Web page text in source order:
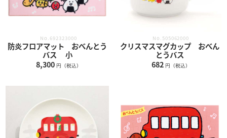
No.692323000
防炎フロアマット おべんとう
バス 小
8,300 円（税込）
No.505062000
クリスマスマグカップ おべん
とうバス
682 円（税込）